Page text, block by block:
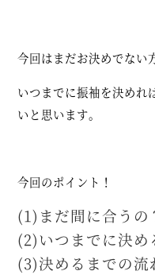
今回はまだお決めでない
いつまでに振袖を決めれ
いと思います。
今回のポイント！
(1)まだ間に合うの
(2)いつまでに決め
(3)決めるまでの流